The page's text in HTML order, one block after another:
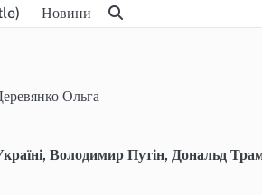
Новини
Ольга
, Володимир Путін, Дональд